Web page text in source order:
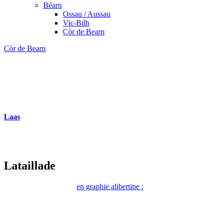
Béarn
Ossau / Aussau
Vic-Bilh
Còr de Bearn
Còr de Bearn
Laas
Lataillade
en graphie alibertine :